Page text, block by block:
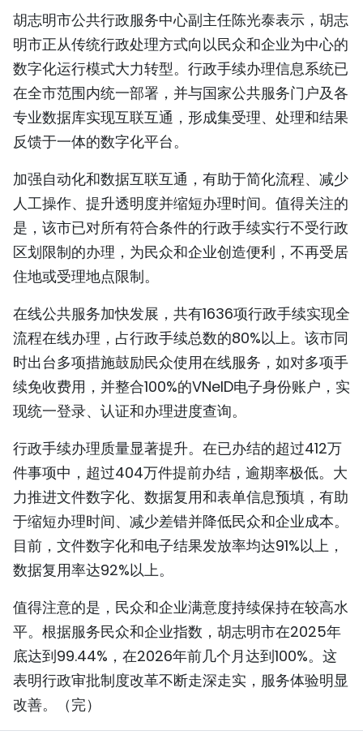
TIẾNG VIỆT
ENGLISH
FRANÇAIS
РУССКИЙ
ESPAÑOL
胡志明市公共行政服务中心副主任陈光泰表示，胡志
明市正从传统行政处理方式向以民众和企业为中心的
数字化运行模式大力转型。行政手续办理信息系统已
在全市范围内统一部署，并与国家公共服务门户及各
专业数据库实现互联互通，形成集受理、处理和结果
反馈于一体的数字化平台。
加强自动化和数据互联互通，有助于简化流程、减少
人工操作、提升透明度并缩短办理时间。值得关注的
是，该市已对所有符合条件的行政手续实行不受行政
区划限制的办理，为民众和企业创造便利，不再受居
住地或受理地点限制。
在线公共服务加快发展，共有1636项行政手续实现全
流程在线办理，占行政手续总数的80%以上。该市同
时出台多项措施鼓励民众使用在线服务，如对多项手
续免收费用，并整合100%的VNeID电子身份账户，实
现统一登录、认证和办理进度查询。
行政手续办理质量显著提升。在已办结的超过412万
件事项中，超过404万件提前办结，逾期率极低。大
力推进文件数字化、数据复用和表单信息预填，有助
于缩短办理时间、减少差错并降低民众和企业成本。
目前，文件数字化和电子结果发放率均达91%以上，
数据复用率达92%以上。
值得注意的是，民众和企业满意度持续保持在较高水
平。根据服务民众和企业指数，胡志明市在2025年
底达到99.44%，在2026年前几个月达到100%。这
表明行政审批制度改革不断走深走实，服务体验明显
改善。（完）